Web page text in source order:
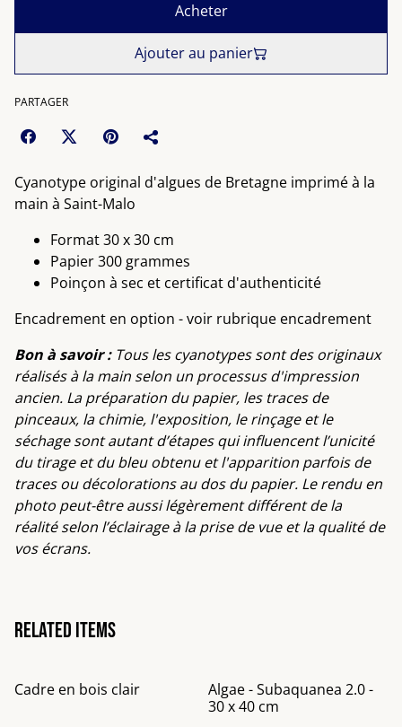
Acheter
Ajouter au panier
PARTAGER
Cyanotype original d'algues de Bretagne imprimé à la
main à Saint-Malo
Format 30 x 30 cm
Papier 300 grammes
Poinçon à sec et certificat d'authenticité
Encadrement en option - voir rubrique encadrement
Bon à savoir : Tous les cyanotypes sont des originaux
réalisés à la main selon un processus d'impression
ancien. La préparation du papier, les traces de
pinceaux, la chimie, l'exposition, le rinçage et le
séchage sont autant d’étapes qui influencent l’unicité
du tirage et du bleu obtenu et l'apparition parfois de
traces ou décolorations au dos du papier. Le rendu en
photo peut-être aussi légèrement différent de la
réalité selon l’éclairage à la prise de vue et la qualité de
vos écrans.
Related items
Cadre en bois clair
Algae - Subaquanea 2.0 -
30 x 40 cm